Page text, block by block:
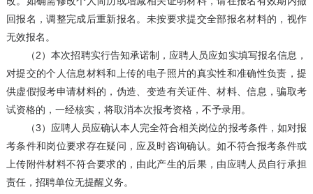
回报名，调整完成后重新报名。未按要求提交全部报名材料的，视作
无效报名。
（2）本次招聘实行告知承诺制，应聘人员应如实填写报名信息，
对提交的个人信息材料和上传的电子照片的真实性和准确性负责，提
供虚假报考申请材料的，伪造、变造有关证件、材料、信息，骗取考
试资格的，一经核实，将取消本次报考资格，不予录用。
（3）应聘人员应确认本人完全符合相关岗位的报考条件，如对报
考条件和岗位要求存在疑问，应及时咨询确认。如不符合报考条件或
上传附件材料不符合要求的，由此产生的后果，由应聘人员自行承担
责任，招聘单位无提醒义务。